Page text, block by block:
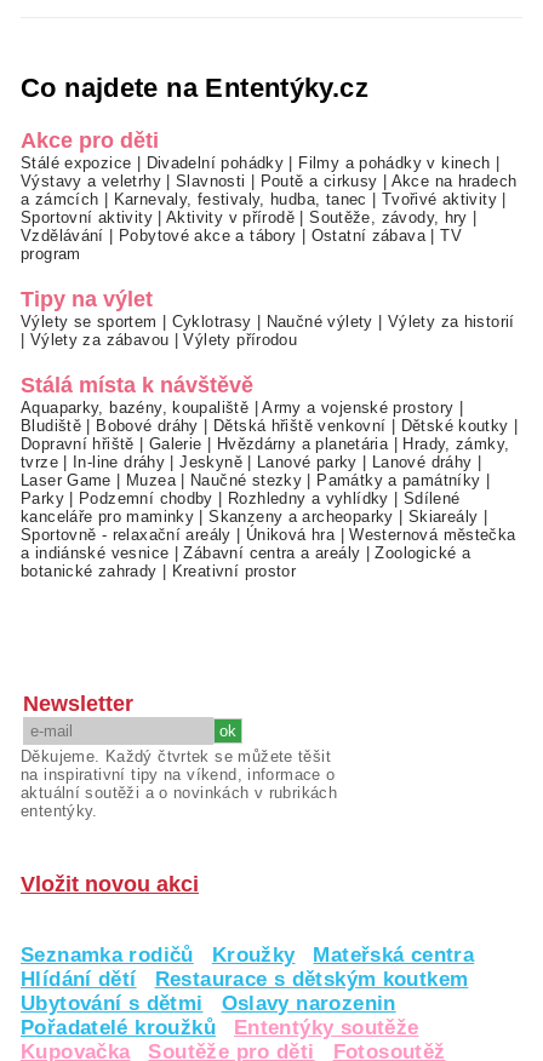
Co najdete na Ententýky.cz
Akce pro děti
Stálé expozice Divadelní pohádky Filmy a pohádky v kinech
Výstavy a veletrhy|Slavnosti Poutě a cirkusy
Akce na hradech
a zámcích
Karnevaly, festivaly, hudba, tanec Tvořivé aktivity
Sportovní aktivity|Aktivity v přírodě |Soutěže, závody, hry
Vzdělávání
Pobytové akce a tábory Ostatní zábava|TV
program
Tipy na výlet
Výlety se sportem Cyklotrasy Naučné výlety
Výlety za historií
Výlety za zábavou |Výlety přírodou
Stálá místa k návštěvě
Aquaparky, bazény, koupaliště |Army a vojenské prostory
Bludiště
Bobové dráhy Dětská hřiště venkovní Dětské koutky
Dopravní hřiště
Galerie Hvězdárny a planetária|
Hrady, zámky,
tvrze| In-line dráhy |Jeskyně| Lanové parky Lanové dráhy
Laser Game
Muzea| Naučné stezky Památky a památníky
Parky| Podzemní chodby Rozhledny a vyhlídky
Sdílené
kanceláře pro maminky |Skanzeny a archeoparky Skiareály
Sportovně - relaxační areály
Úniková hra|Westernová městečka
a indiánské vesnice |Zábavní centra a areály |Zoologické a
botanické zahrady
Kreativní prostor
Newsletter
Děkujeme. Každý čtvrtek se můžete těšit
na inspirativní tipy na víkend, informace o
aktuální soutěži a o novinkách v rubrikách
ententýky.
Vložit novou akci
Seznamka rodičů Kroužky
Mateřská centra
Hlídání dětí
Restaurace s dětským koutkem
Ubytování s dětmi
Oslavy narozenin
Pořadatelé kroužků
Ententýky soutěže
Kupovačka
Soutěže pro děti Fotosoutěž